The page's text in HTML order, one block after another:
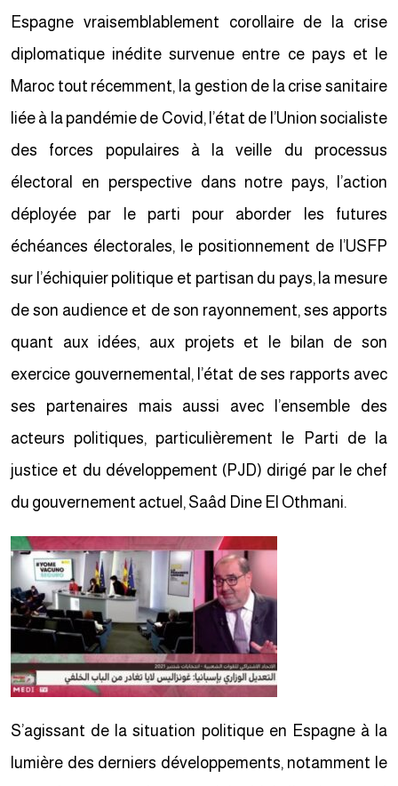
Espagne vraisemblablement corollaire de la crise
diplomatique inédite survenue entre ce pays et le
Maroc tout récemment, la gestion de la crise sanitaire
liée à la pandémie de Covid, l’état de l’Union socialiste
des forces populaires à la veille du processus
électoral en perspective dans notre pays, l’action
déployée par le parti pour aborder les futures
échéances électorales, le positionnement de l’USFP
sur l’échiquier politique et partisan du pays, la mesure
de son audience et de son rayonnement, ses apports
quant aux idées, aux projets et le bilan de son
exercice gouvernemental, l’état de ses rapports avec
ses partenaires mais aussi avec l’ensemble des
acteurs politiques, particulièrement le Parti de la
justice et du développement (PJD) dirigé par le chef
du gouvernement actuel, Saâd Dine El Othmani.
S’agissant de la situation politique en Espagne à la
lumière des derniers développements, notamment le